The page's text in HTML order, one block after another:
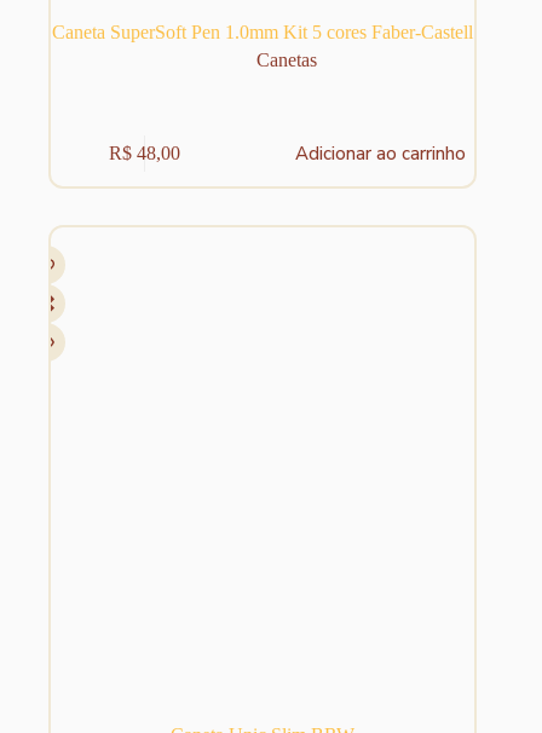
Caneta SuperSoft Pen 1.0mm Kit 5 cores Faber-Castell
Canetas
R$ 48,00 Adicionar ao carrinho